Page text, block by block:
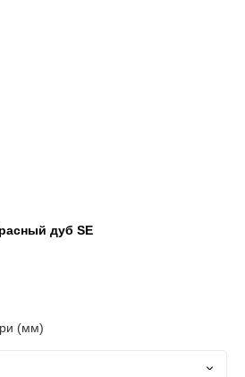
дуб SE
(мм)